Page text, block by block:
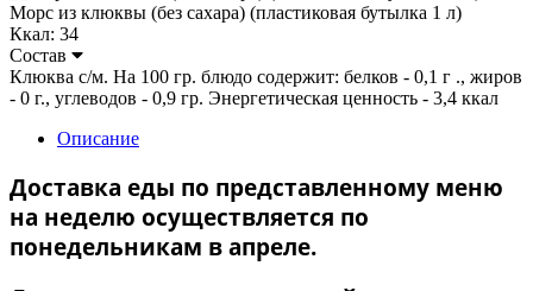
Морс из клюквы (без сахара) (пластиковая бутылка 1 л)
Ккал: 34
Состав
Клюква с/м. На 100 гр. блюдо содержит: белков - 0,1 г ., жиров
- 0 г., углеводов - 0,9 гр. Энергетическая ценность - 3,4 ккал
Описание
Доставка еды по представленному меню
на неделю осуществляется по
понедельникам в апреле.